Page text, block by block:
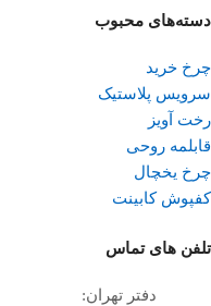
دسته‌های محبوب
چرخ خرید
سرویس پلاستیک
رخت آویز
قابلمه روحی
چرخ یخچال
کفپوش کابینت
تلفن ‌های تماس
دفتر تهران: